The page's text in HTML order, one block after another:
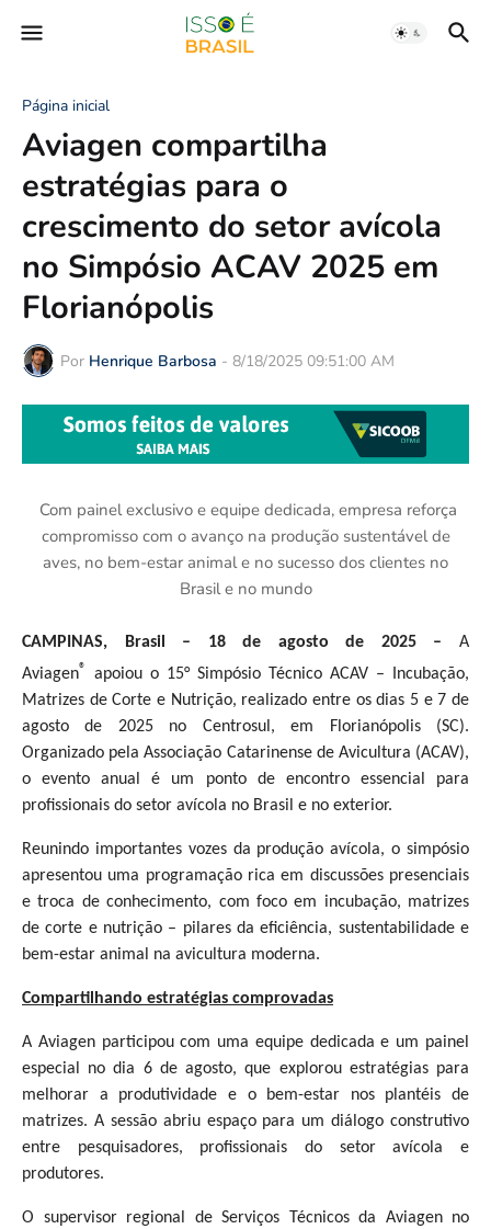
Página inicial
Aviagen compartilha
estratégias para o
crescimento do setor avícola
no Simpósio ACAV 2025 em
Florianópolis
Por Henrique Barbosa - 8/18/2025 09:51:00 AM
Com painel exclusivo e equipe dedicada, empresa reforça
compromisso com o avanço na produção sustentável de
aves, no bem-estar animal e no sucesso dos clientes no
Brasil e no mundo
CAMPINAS, Brasil – 18 de agosto de 2025 – A
Aviagen®
apoiou o 15° Simpósio Técnico ACAV – Incubação,
Matrizes de Corte e Nutrição, realizado entre os dias 5 e 7 de
agosto de 2025 no Centrosul, em Florianópolis (SC).
Organizado pela Associação Catarinense de Avicultura (ACAV),
o evento anual é um ponto de encontro essencial para
profissionais do setor avícola no Brasil e no exterior.
Reunindo importantes vozes da produção avícola, o simpósio
apresentou uma programação rica em discussões presenciais
e troca de conhecimento, com foco em incubação, matrizes
de corte e nutrição – pilares da eficiência, sustentabilidade e
bem-estar animal na avicultura moderna.
Compartilhando estratégias comprovadas
A Aviagen participou com uma equipe dedicada e um painel
especial no dia 6 de agosto, que explorou estratégias para
melhorar a produtividade e o bem-estar nos plantéis de
matrizes. A sessão abriu espaço para um diálogo construtivo
entre pesquisadores, profissionais do setor avícola e
produtores.
O supervisor regional de Serviços Técnicos da Aviagen no